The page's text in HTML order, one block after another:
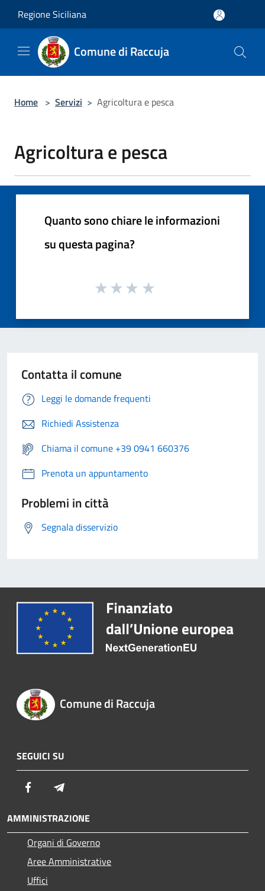
Regione Siciliana
Comune di Raccuja
Home > Servizi > Agricoltura e pesca
Agricoltura e pesca
Quanto sono chiare le informazioni
su questa pagina?
Contatta il comune
Leggi le domande frequenti
Richiedi Assistenza
Chiama il comune +39 0941 660376
Prenota un appuntamento
Problemi in città
Segnala disservizio
Comune di Raccuja
SEGUICI SU
Facebook
AMMINISTRAZIONE
Organi di Governo
Aree Amministrative
Uffici